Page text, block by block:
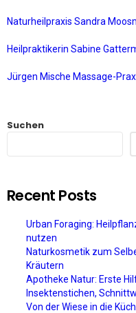
Naturheilpraxis Sandra
Heilpraktikerin Sabine
Jürgen Mische Massage-
Suchen
Recent Posts
Urban Foraging:
nutzen
Naturkosmetik zum
Kräutern
Apotheke Natur: Erste
Insektenstichen,
Von der Wiese in die